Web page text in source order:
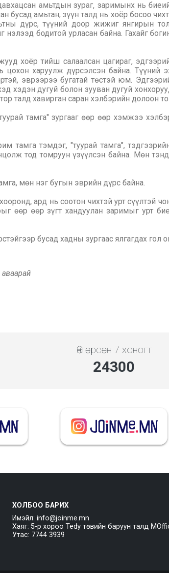
амьтдын зураг, заримынх нь
бусад амьтан, зүүн талд нь хоёр босоо
дүрс, түүний доор жижиг янгирын
бодитой урласан байна. Гахайг
хоёр тийш салаалсан цагираг,
цохон харуулж дүрсэлсэн байна. Түүний
эврээрээ бугатай төстэй юм.
хэдэн дугуй болон зууван дугуй
талд хавирган саран хэлбэрийн долоон
тамга" зургааг өөр өөр хэмжээ
тамга тэмдэг, "туурай тамга",
тод томруун үзүүлсэн байна. Мөн
мөн нэг бугын эврийн дүрс байна.
ард нь соотон чихтэй урт сүүлтэй
өөр өөр зүгт хандуулан заримыг урт
бусад хадны зургаас ялгагдах гол
Өнгөрсөн 7 хоногт
27216
ХОЛБОО БАРИХ
Имэйл: info@joinme.mn
Хаяг: 5-р хороо Tedy төвийн баруун талд
Утас: 7744 3939